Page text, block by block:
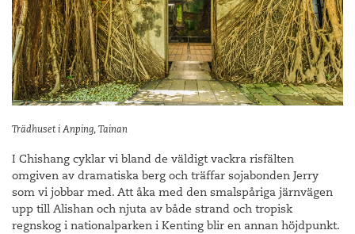
Trädhuset i Anping, Tainan
I Chishang cyklar vi bland de väldigt vackra risfälten
omgiven av dramatiska berg och träffar sojabonden Jerry
som vi jobbar med. Att åka med den smalspåriga järnvägen
upp till Alishan och njuta av både strand och tropisk
regnskog i nationalparken i Kenting blir en annan höjdpunkt.